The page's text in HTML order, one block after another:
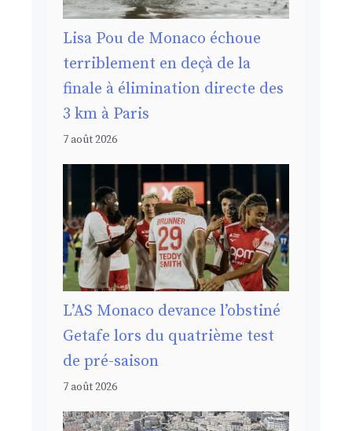
Lisa Pou de Monaco échoue
terriblement en deçà de la
finale à élimination directe des
3 km à Paris
7 août 2026
L’AS Monaco devance l’obstiné
Getafe lors du quatrième test
de pré-saison
7 août 2026